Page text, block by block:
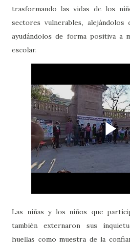
trasformando las vidas de los
sectores vulnerables, alejándolos
ayudándolos de forma positiva a
escolar.
Las niñas y los niños que
también externaron sus
huellas como muestra de la